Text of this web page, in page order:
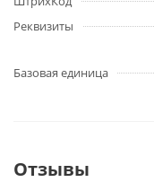
Реквизиты
Базовая единица
Отзывы